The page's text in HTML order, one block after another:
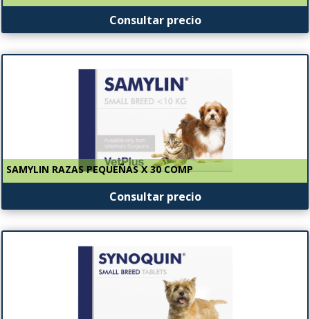
Consultar precio
SAMYLIN RAZAS PEQUEÑAS X 30 COMP
Consultar precio